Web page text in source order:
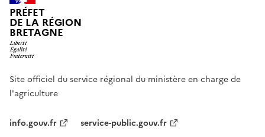
PRÉFET
DE LA RÉGION
BRETAGNE
Site officiel du service régional du ministère en charge de
l'agriculture
info.gouv.fr
service-public.gouv.fr